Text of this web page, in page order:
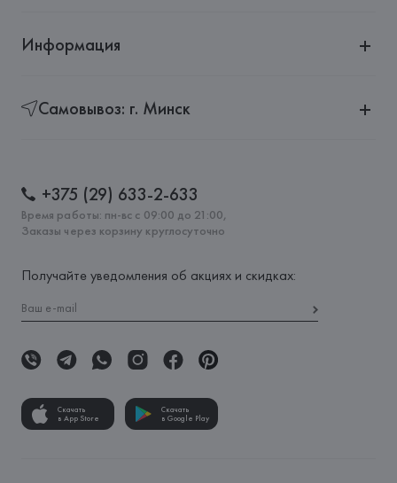
Информация
Самовывоз: г. Минск
+375 (29) 633-2-633
Время работы: пн-вс с 09:00 до 21:00,
Заказы через корзину круглосуточно
Получайте уведомления об акциях и скидках:
Скачать
в App Store
Скачать
в Google Play